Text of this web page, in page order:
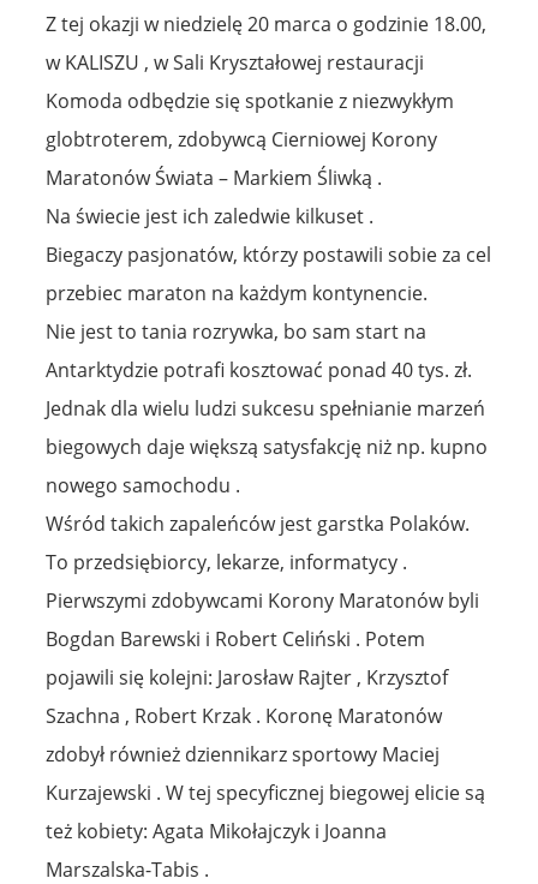
Z tej okazji w niedzielę 20 marca o godzinie 18.00,
w KALISZU , w Sali Kryształowej restauracji
Komoda odbędzie się spotkanie z niezwykłym
globtroterem, zdobywcą Cierniowej Korony
Maratonów Świata – Markiem Śliwką .
Na świecie jest ich zaledwie kilkuset .
Biegaczy pasjonatów, którzy postawili sobie za cel
przebiec maraton na każdym kontynencie.
Nie jest to tania rozrywka, bo sam start na
Antarktydzie potrafi kosztować ponad 40 tys. zł.
Jednak dla wielu ludzi sukcesu spełnianie marzeń
biegowych daje większą satysfakcję niż np. kupno
nowego samochodu .
Wśród takich zapaleńców jest garstka Polaków.
To przedsiębiorcy, lekarze, informatycy .
Pierwszymi zdobywcami Korony Maratonów byli
Bogdan Barewski i Robert Celiński . Potem
pojawili się kolejni: Jarosław Rajter , Krzysztof
Szachna , Robert Krzak . Koronę Maratonów
zdobył również dziennikarz sportowy Maciej
Kurzajewski . W tej specyficznej biegowej elicie są
też kobiety: Agata Mikołajczyk i Joanna
Marszalska-Tabis .